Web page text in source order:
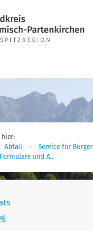
hier:
Abfall
Service für Bürger
und A...